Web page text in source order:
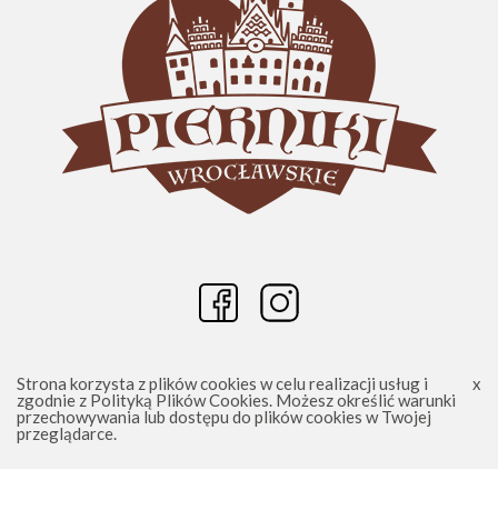
Strona korzysta z plików cookies w celu realizacji usług i
zgodnie z Polityką Plików Cookies. Możesz określić warunki
przechowywania lub dostępu do plików cookies w Twojej
przeglądarce.
Wrocławskie Pierniki - Piernikowe Dekoracje 2025